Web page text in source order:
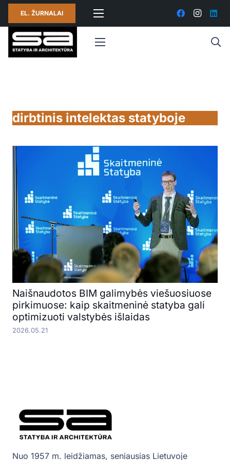
EL. ŽURNALAI
dirbtinis intelektas statyboje
Naišnaudotos BIM galimybės viešuosiuose
pirkimuose: kaip skaitmeninė statyba gali
optimizuoti valstybės išlaidas
2026.05.21
Nuo 1957 m. leidžiamas, seniausias Lietuvoje